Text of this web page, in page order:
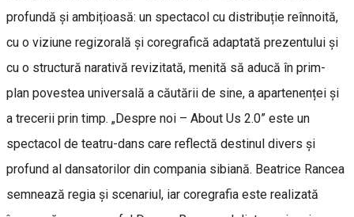
profundă și ambițioasă: un spectacol cu distribuție reînnoită,
cu o viziune regizorală și coregrafică adaptată prezentului și
cu o structură narativă revizitată, menită să aducă în prim-
plan povestea universală a căutării de sine, a apartenenței și
a trecerii prin timp. „Despre noi – About Us 2.0” este un
spectacol de teatru-dans care reflectă destinul divers și
profund al dansatorilor din compania sibiană. Beatrice Rancea
semnează regia și scenariul, iar coregrafia este realizată